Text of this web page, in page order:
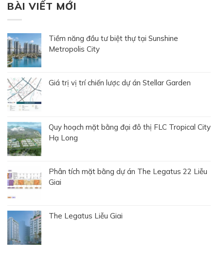
BÀI VIẾT MỚI
Tiềm năng đầu tư biệt thự tại Sunshine
Metropolis City
Giá trị vị trí chiến lược dự án Stellar Garden
Quy hoạch mặt bằng đại đô thị FLC Tropical City
Hạ Long
Phân tích mặt bằng dự án The Legatus 22 Liễu
Giai
The Legatus Liễu Giai